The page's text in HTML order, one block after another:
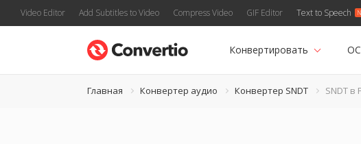
Video Editor Add Subtitles to Video Compress Video GIF Editor Text to Speech
Конвертировать
Главная Конвертер аудио Конвертер SNDT SNDT в